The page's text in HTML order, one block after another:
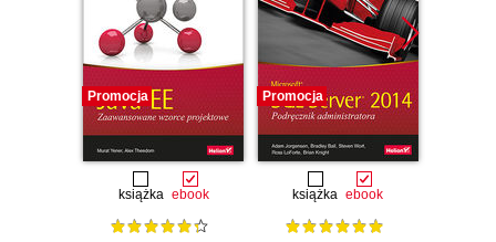
Promocja
książka ebook
Promocja
książka ebook